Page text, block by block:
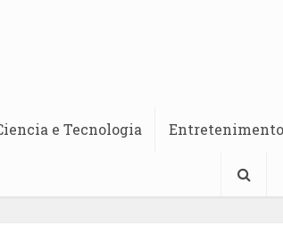
e Tecnologia Entretenimento